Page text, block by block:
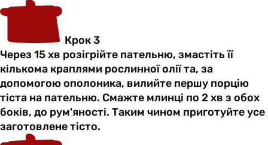
Крок 3
Через 15 хв розігрійте пательню, змастіть її
кількома краплями рослинної олії та, за
допомогою ополоника, вилийте першу порцію
тіста на пательню. Смажте млинці по 2 хв з обох
боків, до рум'яності. Таким чином приготуйте усе
заготовлене тісто.